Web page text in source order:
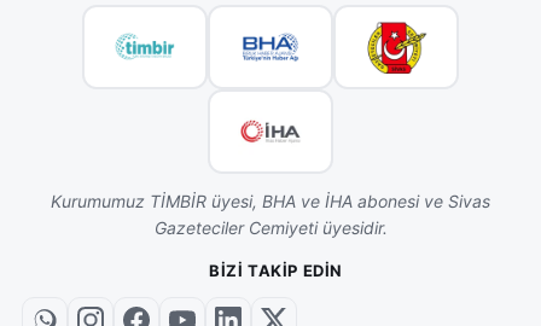
Kurumumuz TİMBİR üyesi, BHA ve İHA abonesi ve Sivas
Gazeteciler Cemiyeti üyesidir.
BIZI TAKIP EDIN